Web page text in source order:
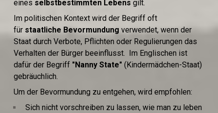
eines selbstbestimmten Lebens gilt.
Im politischen Kontext wird der Begriff oft
für staatliche Bevormundung verwendet, wenn der
Staat durch Verbote, Pflichten oder Regulierungen das
Verhalten der Bürger beeinflusst. Im Englischen ist
dafür der Begriff "Nanny State" (Kindermädchen-Staat)
gebräuchlich.
Um der Bevormundung zu entgehen, wird empfohlen:
Sich nicht vorschreiben zu lassen, wie man zu leben